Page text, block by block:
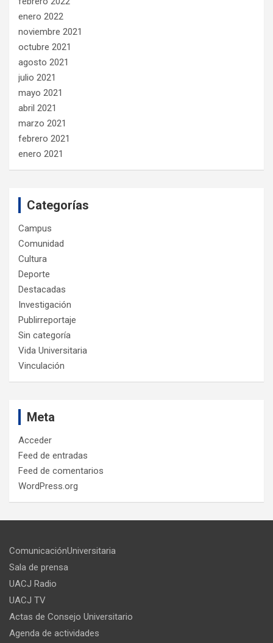
enero 2022
noviembre 2021
octubre 2021
agosto 2021
julio 2021
mayo 2021
abril 2021
marzo 2021
febrero 2021
enero 2021
Categorías
Campus
Comunidad
Cultura
Deporte
Destacadas
Investigación
Publirreportaje
Sin categoría
Vida Universitaria
Vinculación
Meta
Acceder
Feed de entradas
Feed de comentarios
WordPress.org
ComunicaciónUniversitaria
Sala de prensa
UACJ Radio
UACJ TV
Actas de Consejo Universitario
Agenda de actividades